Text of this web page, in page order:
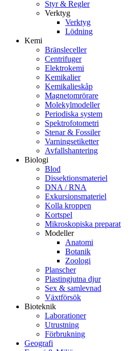
Styr & Regler
Verktyg
Verktyg
Lödning
Kemi
Bränsleceller
Centrifuger
Elektrokemi
Kemikalier
Kemikalieskåp
Magnetomrörare
Molekylmodeller
Periodiska system
Spektrofotometri
Stenar & Fossiler
Varningsetiketter
Avfallshantering
Biologi
Blod
Dissektionsmateriel
DNA / RNA
Exkursionsmateriel
Kolla kroppen
Kortspel
Mikroskopiska preparat
Modeller
Anatomi
Botanik
Zoologi
Planscher
Plastingjutna djur
Sex & samlevnad
Växtförsök
Bioteknik
Laborationer
Utrustning
Förbrukning
Geografi